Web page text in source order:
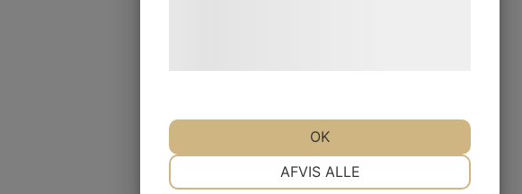
AFVIS ALLE
OK